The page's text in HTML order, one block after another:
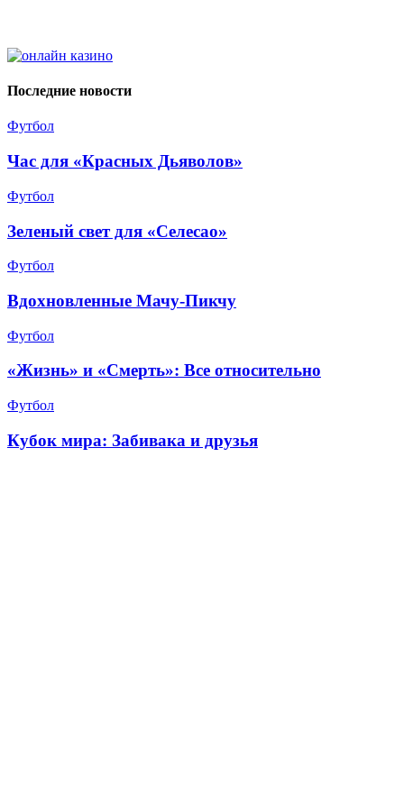
Последние новости
Футбол
Час для «Красных Дьяволов»
Футбол
Зеленый свет для «Селесао»
Футбол
Вдохновленные Мачу-Пикчу
Футбол
«Жизнь» и «Смерть»: Все относительно
Футбол
Кубок мира: Забивака и друзья